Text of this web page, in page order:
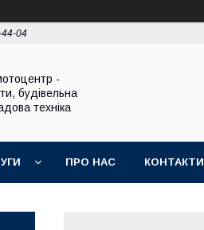
04
-
будівельна
техніка
ПРО НАС КОНТАКТИ